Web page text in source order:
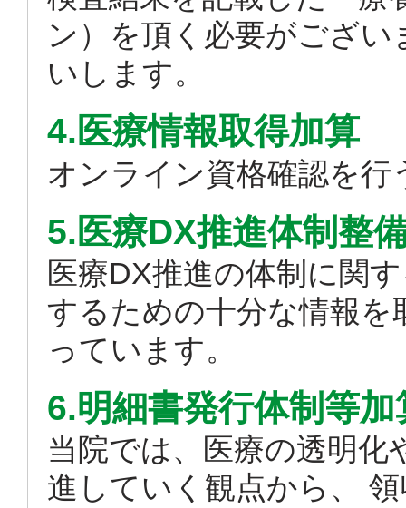
ン）を頂く必要がござ
いします。
4.医療情報取得加算
オンライン資格確認を
5.医療DX推進体制整
医療DX推進の体制に関
するための十分な情報を
っています。
6.明細書発行体制等加
当院では、医療の透明化
進していく観点から、